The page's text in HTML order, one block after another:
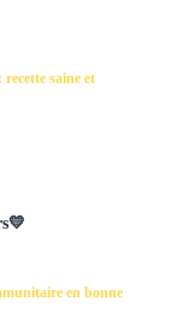
saine et
en bonne